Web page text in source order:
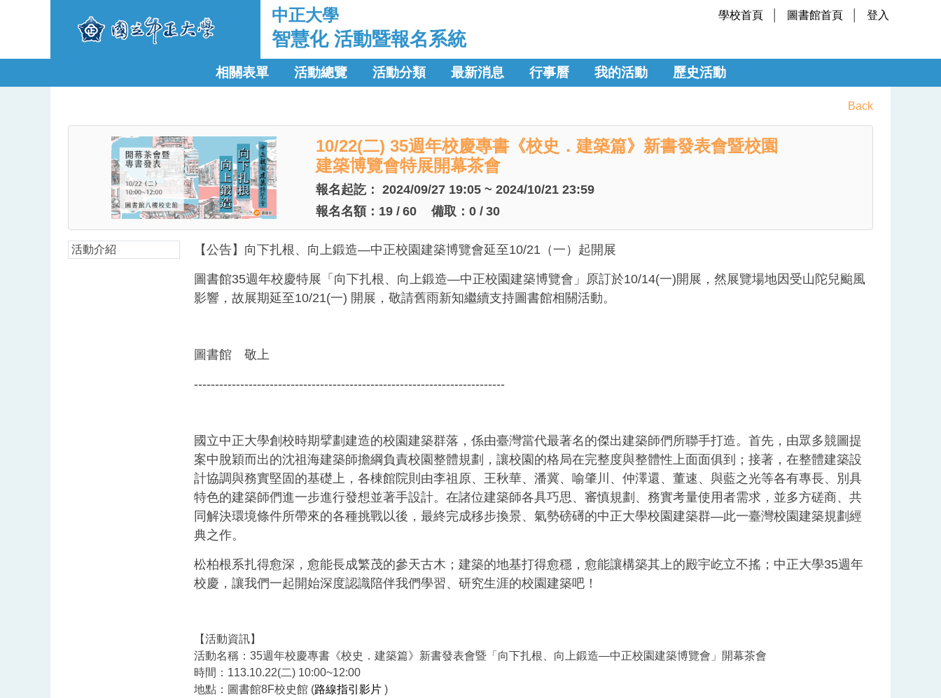
中正大學 學校首頁 圖書館首頁 登入
智慧化 活動暨報名系統
相關表單 活動總覽 活動分類 最新消息 行事曆 我的活動 歷史活動
Back
10/22(二) 35週年校慶專書《校史．建築篇》新書發表會暨校園
建築博覽會特展開幕茶會
報名起訖：2024/09/27 19:05 ~ 2024/10/21 23:59
報名名額： 19 / 60 備取：0 / 30
活動介紹 【公告】向下扎根、向上鍛造—中正校園建築博覽會延至10/21（一）起開展​
圖書館35週年校慶特展「向下扎根、向上鍛造—中正校園建築博覽會」原訂於10/14(一)開展，然展覽場地因受山陀兒颱風
影響，故展期延至10/21(一) 開展，敬請舊雨新知繼續支持圖書館相關活動。
圖書館 敬上
--------------------------------------------------------------------------
國立中正大學創校時期擘劃建造的校園建築群落，係由臺灣當代最著名的傑出建築師們所聯手打造。首先，由眾多競圖提
案中脫穎而出的沈祖海建築師擔綱負責校園整體規劃，讓校園的格局在完整度與整體性上面面俱到；接著，在整體建築設
計協調與務實堅固的基礎上，各棟館院則由李祖原、王秋華、潘冀、喻肇川、仲澤還、董速、與藍之光等各有專長、別具
特色的建築師們進一步進行發想並著手設計。在諸位建築師各具巧思、審慎規劃、務實考量使用者需求，並多方磋商、共
同解決環境條件所帶來的各種挑戰以後，最終完成移步換景、氣勢磅礡的中正大學校園建築群—此一臺灣校園建築規劃經
典之作。
松柏根系扎得愈深，愈能長成繁茂的參天古木；建築的地基打得愈穩，愈能讓構築其上的殿宇屹立不搖；中正大學35週年
校慶，讓我們一起開始深度認識陪伴我們學習、研究生涯的校園建築吧！
【活動資訊】
活動名稱：35週年校慶專書《校史．建築篇》新書發表會暨「向下扎根、向上鍛造—中正校園建築博覽會」開幕茶會
時間：113.10.22(二) 10:00~12:00
地點：圖書館8F校史館 (路線指引影片 )